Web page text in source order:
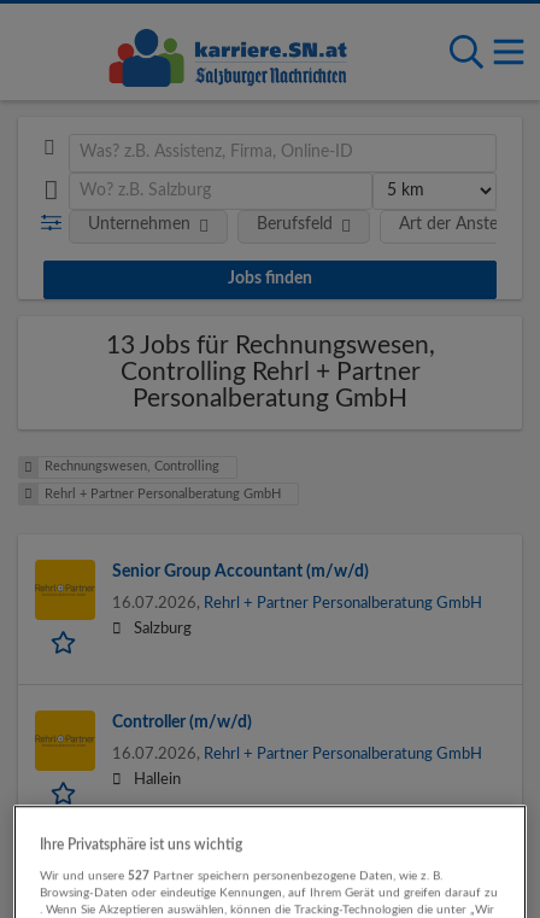
Art der Anstellung
Unternehmen Berufsfeld
13 Jobs für Rechnungswesen,
Controlling Rehrl + Partner
Personalberatung GmbH
Rechnungswesen, Controlling
Rehrl + Partner Personalberatung GmbH
Senior Group Accountant (m/w/d)
16.07.2026, Rehrl + Partner Personalberatung GmbH
Salzburg
Controller (m/w/d)
16.07.2026, Rehrl + Partner Personalberatung GmbH
Hallein
Head of Financial Planning & Analysis
10.07.2026,Rehrl + Partner Personalberatung GmbH
Ihre Privatsphäre ist uns wichtig
Wir und unsere527 Partner speichern personenbezogene Daten, wie z. B.
Browsing-Daten oder eindeutige Kennungen, auf Ihrem Gerät und greifen darauf zu
. Wenn Sie Akzeptieren auswählen, können die Tracking-Technologien die unter „Wir